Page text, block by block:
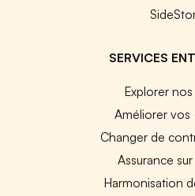
SERVICES
Explorer
Améliorer vos
Changer de
Assurance
Harmonisation